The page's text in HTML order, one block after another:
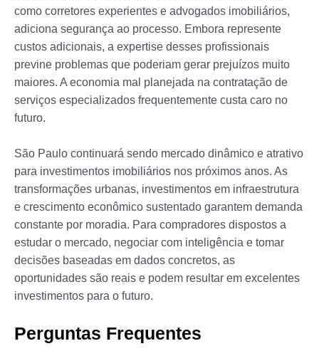
como corretores experientes e advogados imobiliários,
adiciona segurança ao processo. Embora represente
custos adicionais, a expertise desses profissionais
previne problemas que poderiam gerar prejuízos muito
maiores. A economia mal planejada na contratação de
serviços especializados frequentemente custa caro no
futuro.
São Paulo continuará sendo mercado dinâmico e atrativo
para investimentos imobiliários nos próximos anos. As
transformações urbanas, investimentos em infraestrutura
e crescimento econômico sustentado garantem demanda
constante por moradia. Para compradores dispostos a
estudar o mercado, negociar com inteligência e tomar
decisões baseadas em dados concretos, as
oportunidades são reais e podem resultar em excelentes
investimentos para o futuro.
Perguntas Frequentes